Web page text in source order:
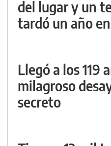
del lugar y un
tardó un año
Llegó a los 119
milagroso
secreto